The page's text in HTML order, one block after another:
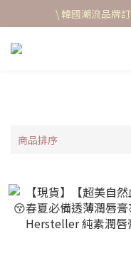
\ 韓國潮流品牌
商品排序